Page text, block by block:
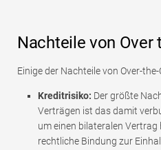
Nachteile von Over
Einige der Nachteile von Over-
Kreditrisiko: Der größte
Verträgen ist das damit
um einen bilateralen
rechtliche Bindung zur